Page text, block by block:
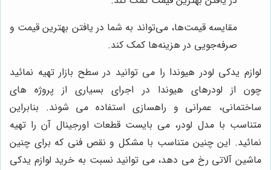
مقایسه قیمت‌ها، می‌تواند به شما در یافتن بهترین قیمت و
صرفه‌جویی در هزینه‌ها کمک کند.
لوازم یدکی لودر هیوندا را می توانید در سطح بازار تهیه نمائید
چون از لودرهای هیوندا در اجرای بسیاری از پروژه های
ساختمانی، عمرانی و راهسازی استفاده می شوند. بنابراین
متناسب با مدل لودر، می بایست قطعات اورجینال آن را تهیه
نمائید. این چنین متناسب با مشکل و نقص فنی که برای چنین
ماشین آلاتی رخ می دهد، می توانید نسبت به خرید لوازم یدکی